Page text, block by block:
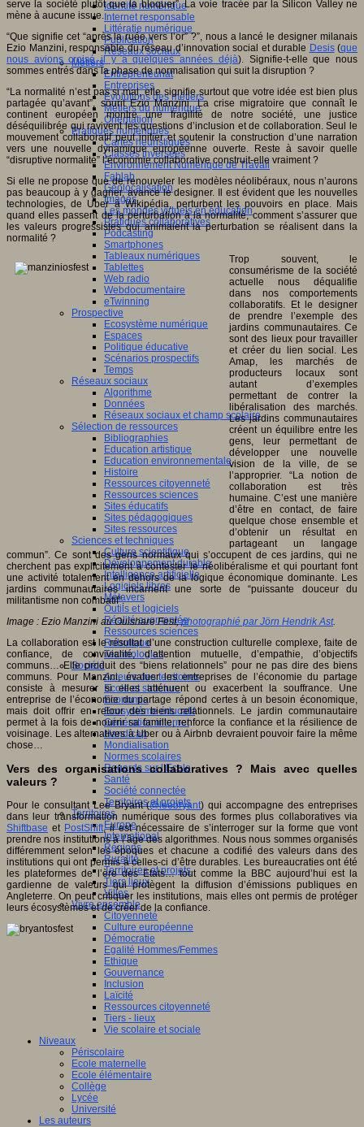
Identité numérique
Internet responsable
Littératie numérique
Publication
Réseaux sociaux
Métiers
Entrepreneuriat
Entreprises
Evolutions des métiers
Métiers du numérique
Orientation
Pratiques numériques
Cartes heuristiques
Classes inversées
Environnement Numérique de Travail
Fablab
Géolocalisation
Images
Les mondes virtuels en éducation
Pratiques collaboratives
Podcasting
Smartphones
Tableaux numériques
Tablettes
Web radio
Webdocumentaire
eTwinning
Prospective
Ecosystème numérique
Espaces
Politique éducative
Scénarios prospectifs
Temps
Réseaux sociaux
Algorithme
Données
Réseaux sociaux et champ scolaire
Sélection de ressources
Bibliographies
Education artistique
Education environnementale
Histoire
Ressources citoyenneté
Ressources sciences
Sites éducatifs
Sites pédagogiques
Sites ressources
Sciences et techniques
Culture scientifique
Développement durable
Intelligence artificielle
Logiciels libres
Métavers
Outils et logiciels
Réalité augmentée
Ressources sciences
Robotique
Technologies
Société
Acteurs des territoires
Ecole et structure
Economie
Ecosystème éducatif
Génération internet
Handicap
Mondialisation
Normes scolaires
Regards sur l’Ecole
Santé
Société connectée
Territoires et projets
Territoires
Europe
International
Régions
Ruralité
Territoires et projets
Tiers lieux
Villes
Vivre ensemble
Citoyenneté
Culture européenne
Démocratie
Egalité Hommes/Femmes
Ethique
Gouvernance
Inclusion
Laïcité
Ressources citoyenneté
Tiers - lieux
Vie scolaire et sociale
Niveaux
Périscolaire
Ecole maternelle
Ecole élémentaire
Collège
Lycée
Université
Les auteurs
serve la société plutôt que la bloquer”. La voie tracée par la Silicon Valley ne
mène à aucune issue.
“Que signifie cet “après la ruée vers l’or” ?”, nous a lancé le designer milanais
Ezio Manzini, responsable du réseau d’innovation social et durable Desis(que
nous avions croisé il y a quelques années déjà). Signifie-t-elle que nous
sommes entrés dans la phase de normalisation qui suit la disruption ?
“La normalité n’est pas si mal, elle signifie surtout que votre idée est bien plus
partagée qu’avant”, sourit Ezio Manzini. La crise migratoire que connaît le
continent européen montre une fragilité de notre société, une justice
déséquilibrée qui ravivent les questions d’inclusion et de collaboration. Seul le
mouvement collaboratif peut initier et soutenir la construction d’une narration
vers une nouvelle dynamique européenne ouverte. Reste à savoir quelle
“disruptive normalité” l’économie collaborative construit-elle vraiment ?
Si elle ne propose que de renouveler les modèles néolibéraux, nous n’aurons
pas beaucoup à y gagner, avance le designer. Il est évident que les nouvelles
technologies, de Uber à Wikipédia, perturbent les pouvoirs en place. Mais
quand elles passent de la perturbation à la normalité, comment s’assurer que
les valeurs progressistes qui animaient la perturbation se réalisent dans la
normalité ?
Trop souvent, le
consumérisme de la société
actuelle nous déqualifie
dans nos comportements
collaboratifs. Et le designer
de prendre l’exemple des
jardins communautaires. Ce
sont des lieux pour travailler
et créer du lien social. Les
Amap, les marchés de
producteurs locaux sont
autant d’exemples
permettant de contrer la
libéralisation des marchés.
Les jardins communautaires
créent un équilibre entre les
gens, leur permettant de
développer une nouvelle
vision de la ville, de se
l’approprier. “La notion de
collaboration est très
humaine. C’est une manière
d’être en contact, de faire
quelque chose ensemble et
d’obtenir un résultat en
partageant un langage
commun”. Ce sont des gens normaux qui s’occupent de ces jardins, qui ne
cherchent pas explicitement à contester le néolibéralisme et qui pourtant font
une activité totalement en dehors de la logique économique dominante. Les
jardins communautaires incarnent une sorte de “puissante douceur du
militantisme non combatif”.
Image : Ezio Manzini au Ouishare Fest,photographié par Jörn Hendrik Ast.
La collaboration est le résultat d’une construction culturelle complexe, faite de
confiance, de convivialité, d’attention mutuelle, d’empathie, d’objectifs
communs… Elle produit des “biens relationnels” pour ne pas dire des biens
communs. Pour Manzini, évaluer les entreprises de l’économie du partage
consiste à mesurer si elles atténuent ou exacerbent la souffrance. Une
entreprise de l’économie du partage répond certes à un besoin économique,
mais doit offrir en retour des biens relationnels. Le jardin communautaire
permet à la fois de nourrir sa famille, renforce la confiance et la résilience de
voisinage. Les alternatives à Uber ou à Airbnb devraient pouvoir faire la même
chose…
Vers des organisations collaboratives ? Mais avec quelles
valeurs ?
Pour le consultant Lee Bryant (@leebryant) qui accompagne des entreprises
dans leur transformation numérique sous des formes plus collaboratives via
Shiftbase et PostShift, il est nécessaire de s’interroger sur la forme que vont
prendre nos institutions à l’âge des algorithmes. Nous nous sommes organisés
différemment selon les époques et chacune a codifié des valeurs dans des
institutions qui ont permis à celles-ci d’être durables. Les bureaucraties ont été
les plateformes de l’ère des Etats… tout comme la BBC aujourd’hui est la
gardienne de valeurs qui protègent la diffusion d’émissions publiques en
Angleterre. On peut critiquer les institutions, mais elles ont permis de protéger
leurs écosystèmes et de créer de la confiance.